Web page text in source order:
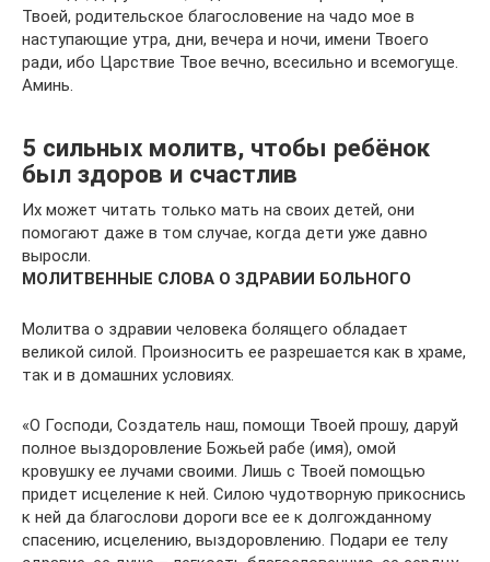
Твоей, родительское благословение на чадо мое в
наступающие утра, дни, вечера и ночи, имени Твоего
ради, ибо Царствие Твое вечно, всесильно и всемогуще.
Аминь.
5 сильных молитв, чтобы ребёнок
был здоров и счастлив
Их может читать только мать на своих детей, они
помогают даже в том случае, когда дети уже давно
выросли.
МОЛИТВЕННЫЕ СЛОВА О ЗДРАВИИ БОЛЬНОГО
Молитва о здравии человека болящего обладает
великой силой. Произносить ее разрешается как в храме,
так и в домашних условиях.
«О Господи, Создатель наш, помощи Твоей прошу, даруй
полное выздоровление Божьей рабе (имя), омой
кровушку ее лучами своими. Лишь с Твоей помощью
придет исцеление к ней. Силою чудотворную прикоснись
к ней да благослови дороги все ее к долгожданному
спасению, исцелению, выздоровлению. Подари ее телу